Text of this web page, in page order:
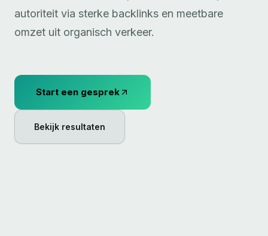
autoriteit via sterke backlinks en meetbare
omzet uit organisch verkeer.
Start een gesprek
Bekijk resultaten